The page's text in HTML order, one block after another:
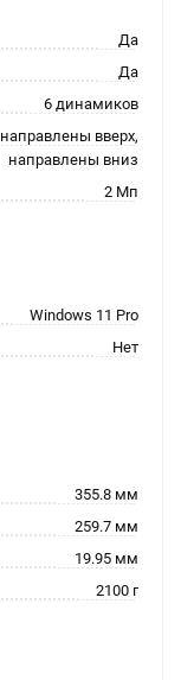
Да
Да
6 динамиков
направлены вверх,
направлены вниз
2 Мп
Windows 11 Pro
Нет
355.8 мм
259.7 мм
19.95 мм
2100 г